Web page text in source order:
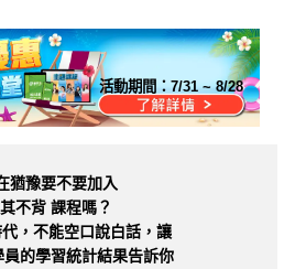
活動期間：7/31 ~ 8/28
猶豫要不要加入
不背 課程嗎？
，不能空口說白話，讓
的學習統計結果告訴你